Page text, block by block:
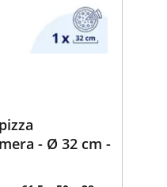
- Ø 32 cm -